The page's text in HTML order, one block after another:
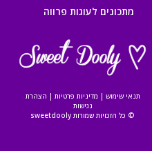
מתכונים לעוגות פרווה
תנאי שימוש | מדיניות פרטיות | הצהרת
נגישות
© כל הזכויות שמורות sweetdooly